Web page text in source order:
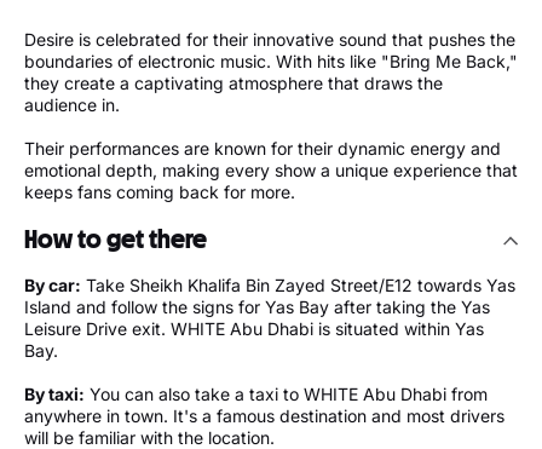
Desire is celebrated for their innovative sound that pushes the
boundaries of electronic music. With hits like "Bring Me Back,"
they create a captivating atmosphere that draws the
audience in.
Their performances are known for their dynamic energy and
emotional depth, making every show a unique experience that
keeps fans coming back for more.
How to get there
By car: Take Sheikh Khalifa Bin Zayed Street/E12 towards Yas
Island and follow the signs for Yas Bay after taking the Yas
Leisure Drive exit. WHITE Abu Dhabi is situated within Yas
Bay.
By taxi: You can also take a taxi to WHITE Abu Dhabi from
anywhere in town. It's a famous destination and most drivers
will be familiar with the location.